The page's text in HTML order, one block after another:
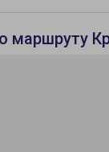
маршруту